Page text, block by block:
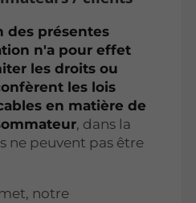
des présentes
n'a pour effet
les droits ou
les lois
en matière de
, dans la
ne peuvent pas être
notre